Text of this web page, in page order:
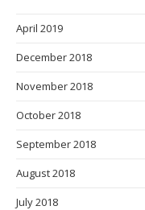
April 2019
December 2018
November 2018
October 2018
September 2018
August 2018
July 2018